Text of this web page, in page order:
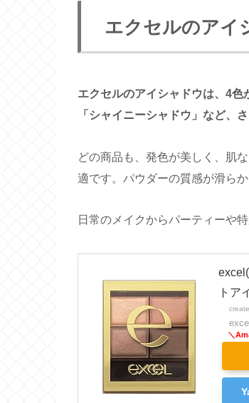
エクセルのアイ
エクセルのアイシャドウは、4
「シャイニーシャドウ」など、
どの商品も、発色が美しく、肌
適です。パウダーの質感が滑ら
日常のメイクからパーティーや
トア